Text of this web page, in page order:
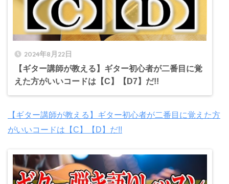
2024年8月22日
【ギター講師が教える】ギター初心者が二番目に覚
えた方がいいコードは【C】【D7】だ!!
【ギター講師が教える】ギター初心者が二番目に覚えた方
がいいコードは【C】【D】だ!!